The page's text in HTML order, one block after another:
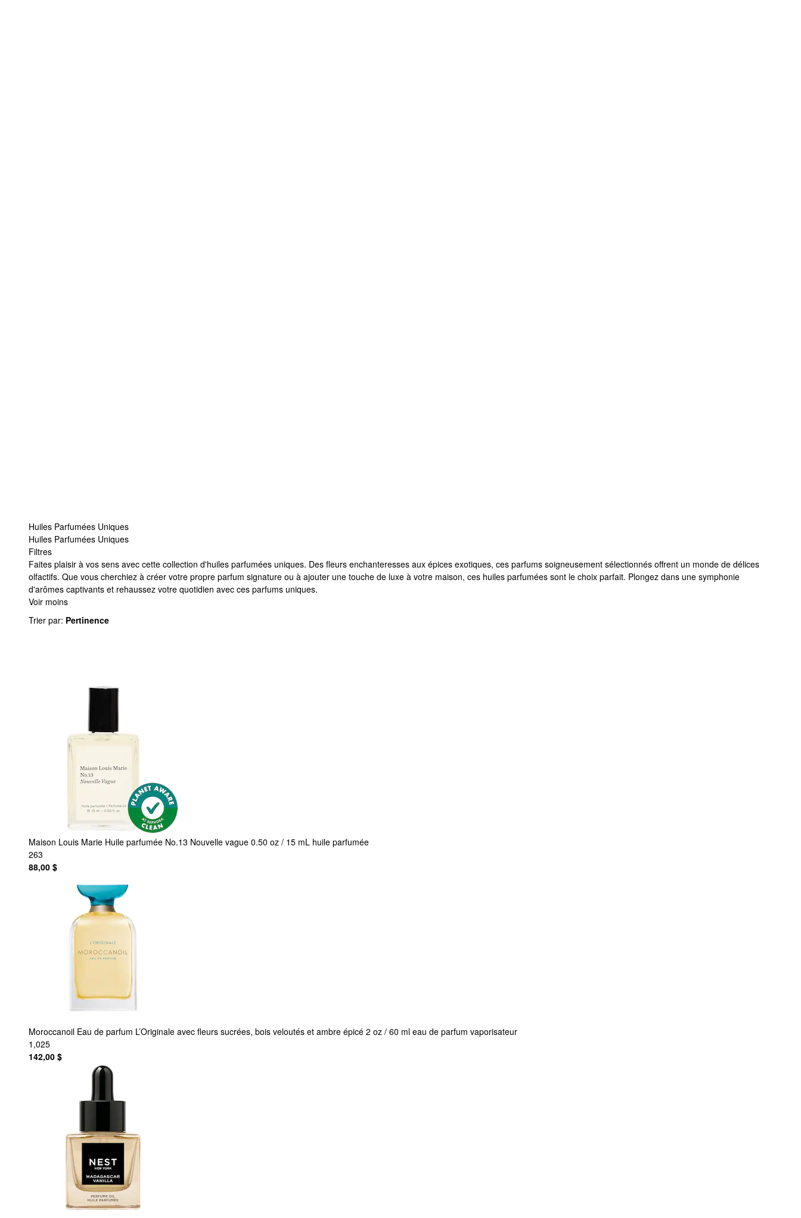
Huiles Parfumées Uniques
Huiles Parfumées Uniques
Filtres
Huiles Parfumées Uniques
Faites plaisir à vos sens avec cette collection d'huiles parfumées uniques. Des fleurs enchanteresses aux épices exotiques, ces parfums soigneusement sélectionnés offrent un monde de délices
olfactifs. Que vous cherchiez à créer votre propre parfum signature ou à ajouter une touche de luxe à votre maison, ces huiles parfumées sont le choix parfait. Plongez dans une symphonie
d'arômes captivants et rehaussez votre quotidien avec ces parfums uniques.
Voir moins
Trier par: Pertinence
Maison Louis Marie Huile parfumée No.13 Nouvelle vague 0.50 oz / 15 mL huile parfumée
263
88,00 $
Moroccanoil Eau de parfum L’Originale avec fleurs sucrées, bois veloutés et ambre épicé 2 oz / 60 ml eau de parfum vaporisateur
1,025
142,00 $